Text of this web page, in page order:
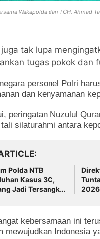
Wakapolda dan TGH. Ahmad
tak lupa
tugas pokok dan
personel Polri
dan kenyamanan
peringatan Nuzulul
silaturahmi antara
Polda NTB
Kasus 3C,
Jadi Tersangka
kebersamaan ini
mewujudkan Indonesia